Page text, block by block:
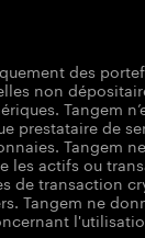
des
non
Tangem
prestataire de
Tangem
les actifs ou
de transaction
Tangem ne